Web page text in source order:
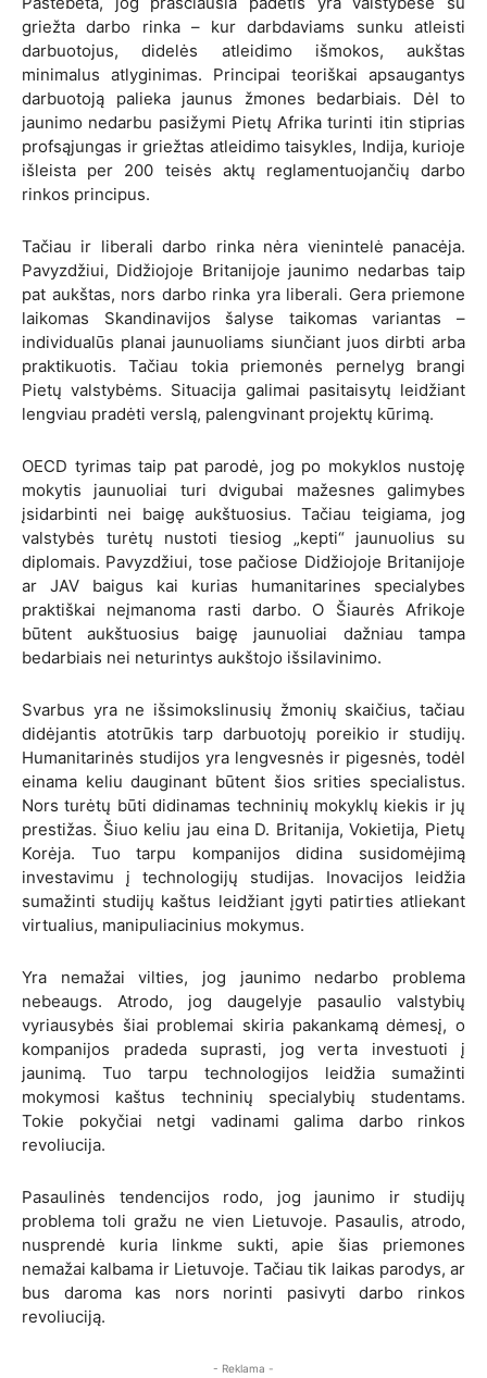
griežta darbo rinka – kur darbdaviams sunku atleisti
darbuotojus, didelės atleidimo išmokos, aukštas
minimalus atlyginimas. Principai teoriškai apsaugantys
darbuotoją palieka jaunus žmones bedarbiais. Dėl to
jaunimo nedarbu pasižymi Pietų Afrika turinti itin stiprias
profsąjungas ir griežtas atleidimo taisykles, Indija, kurioje
išleista per 200 teisės aktų reglamentuojančių darbo
rinkos principus.
Tačiau ir liberali darbo rinka nėra vienintelė panacėja.
Pavyzdžiui, Didžiojoje Britanijoje jaunimo nedarbas taip
pat aukštas, nors darbo rinka yra liberali. Gera priemone
laikomas Skandinavijos šalyse taikomas variantas –
individualūs planai jaunuoliams siunčiant juos dirbti arba
praktikuotis. Tačiau tokia priemonės pernelyg brangi
Pietų valstybėms. Situacija galimai pasitaisytų leidžiant
lengviau pradėti verslą, palengvinant projektų kūrimą.
OECD tyrimas taip pat parodė, jog po mokyklos nustoję
mokytis jaunuoliai turi dvigubai mažesnes galimybes
įsidarbinti nei baigę aukštuosius. Tačiau teigiama, jog
valstybės turėtų nustoti tiesiog „kepti“ jaunuolius su
diplomais. Pavyzdžiui, tose pačiose Didžiojoje Britanijoje
ar JAV baigus kai kurias humanitarines specialybes
praktiškai neįmanoma rasti darbo. O Šiaurės Afrikoje
būtent aukštuosius baigę jaunuoliai dažniau tampa
bedarbiais nei neturintys aukštojo išsilavinimo.
Svarbus yra ne išsimokslinusių žmonių skaičius, tačiau
didėjantis atotrūkis tarp darbuotojų poreikio ir studijų.
Humanitarinės studijos yra lengvesnės ir pigesnės, todėl
einama keliu dauginant būtent šios srities specialistus.
Nors turėtų būti didinamas techninių mokyklų kiekis ir jų
prestižas. Šiuo keliu jau eina D. Britanija, Vokietija, Pietų
Korėja. Tuo tarpu kompanijos didina susidomėjimą
investavimu į technologijų studijas. Inovacijos leidžia
sumažinti studijų kaštus leidžiant įgyti patirties atliekant
virtualius, manipuliacinius mokymus.
Yra nemažai vilties, jog jaunimo nedarbo problema
nebeaugs. Atrodo, jog daugelyje pasaulio valstybių
vyriausybės šiai problemai skiria pakankamą dėmesį, o
kompanijos pradeda suprasti, jog verta investuoti į
jaunimą. Tuo tarpu technologijos leidžia sumažinti
mokymosi kaštus techninių specialybių studentams.
Tokie pokyčiai netgi vadinami galima darbo rinkos
revoliucija.
Pasaulinės tendencijos rodo, jog jaunimo ir studijų
problema toli gražu ne vien Lietuvoje. Pasaulis, atrodo,
nusprendė kuria linkme sukti, apie šias priemones
nemažai kalbama ir Lietuvoje. Tačiau tik laikas parodys, ar
bus daroma kas nors norinti pasivyti darbo rinkos
revoliuciją.
- Reklama -